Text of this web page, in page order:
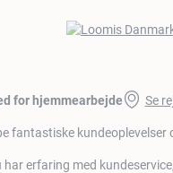
for hjemmearbejde Se
fantastiske kundeoplevelser
erfaring med